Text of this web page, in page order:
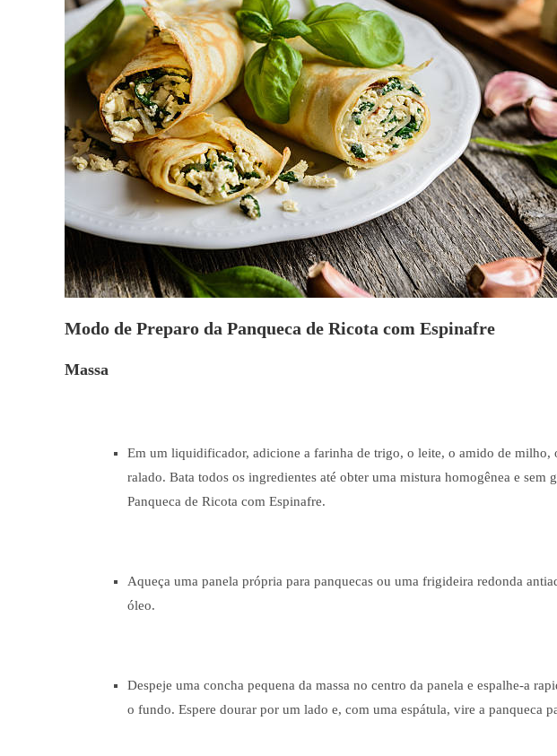
Modo de Preparo da Panqueca de Ricota com Espinafre
Massa
Em um liquidificador, adicione a farinha de trigo, o leite, o amido de milho,
ralado. Bata todos os ingredientes até obter uma mistura homogênea e sem
Panqueca de Ricota com Espinafre.
Aqueça uma panela própria para panquecas ou uma frigideira redonda
óleo.
Despeje uma concha pequena da massa no centro da panela e espalhe-a
o fundo. Espere dourar por um lado e, com uma espátula, vire a panqueca